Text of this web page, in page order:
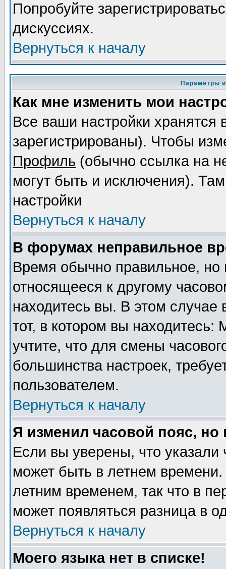
Попробуйте
дискуссиях.
Вернуться к началу
Параметры
Как мне изменить мои
Все ваши настройки
зарегистрированы). Чтобы
Профиль (обычно ссылка на
могут быть и исключения).
настройки
Вернуться к началу
В форумах неправильное
Время обычно правильное,
относящееся к другому
находитесь вы. В этом
тот, в котором вы
учтите, что для смены
большинства настроек,
пользователем.
Вернуться к началу
Я изменил часовой пояс,
Если вы уверены, что указали
может быть в летнем
летним временем, так что в
может появляться разница в
Вернуться к началу
Моего языка нет в списке!